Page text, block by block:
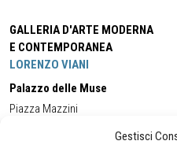
Gestisci
GALLERIA D'ARTE MODERNA
E CONTEMPORANEA
LORENZO VIANI
Palazzo delle Muse
Piazza Mazzini
Cell:+39 338